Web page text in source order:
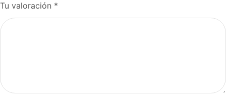
Tu valoración *